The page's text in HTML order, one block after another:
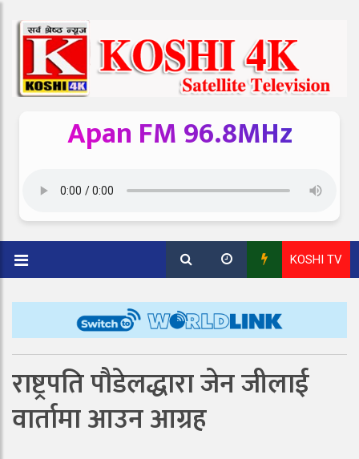
Apan FM 96.8MHz
KOSHI TV
राष्ट्रपति पौडेलद्धारा जेन जीलाई
वार्तामा आउन आग्रह